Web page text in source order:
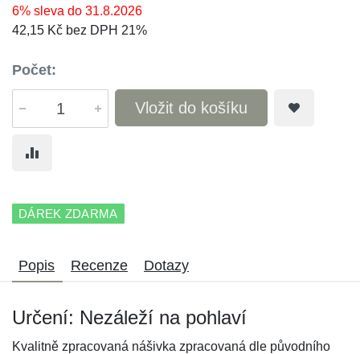
6% sleva do 31.8.2026
42,15 Kč bez DPH 21%
Počet:
Vložit do košíku
DÁREK ZDARMA
Popis Recenze Dotazy
Určení: Nezáleží na pohlaví
Kvalitně zpracovaná nášivka zpracovaná dle původního